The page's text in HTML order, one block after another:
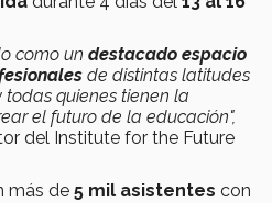
como un destacado espacio
de distintas latitudes
todas quienes tienen la
el futuro de la educación",
del Institute for the Future
más de 5 mil asistentes con